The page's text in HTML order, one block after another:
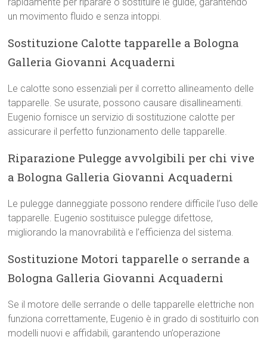
un movimento fluido e senza intoppi.
Sostituzione Calotte tapparelle a Bologna
Galleria Giovanni Acquaderni
Le calotte sono essenziali per il corretto allineamento delle
tapparelle. Se usurate, possono causare disallineamenti.
Eugenio fornisce un servizio di sostituzione calotte per
assicurare il perfetto funzionamento delle tapparelle.
Riparazione Pulegge avvolgibili per chi vive
a Bologna Galleria Giovanni Acquaderni
Le pulegge danneggiate possono rendere difficile l’uso delle
tapparelle. Eugenio sostituisce pulegge difettose,
migliorando la manovrabilità e l’efficienza del sistema.
Sostituzione Motori tapparelle o serrande a
Bologna Galleria Giovanni Acquaderni
Se il motore delle serrande o delle tapparelle elettriche non
funziona correttamente, Eugenio è in grado di sostituirlo con
modelli nuovi e affidabili, garantendo un’operazione